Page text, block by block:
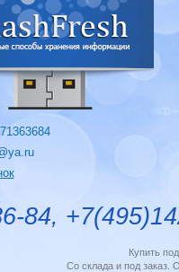
84,
Купить
Со склада и под заказ.